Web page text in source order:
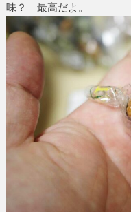
味？ 最高だよ。